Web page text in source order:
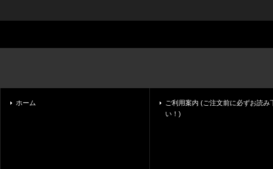
ホーム
ご利用案内 (ご注文前に必ずお読み
い！)